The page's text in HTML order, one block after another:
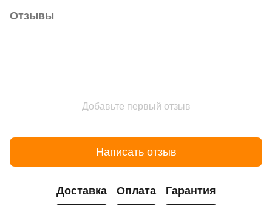
Отзывы
Добавьте первый отзыв
Написать отзыв
Доставка Оплата Гарантия